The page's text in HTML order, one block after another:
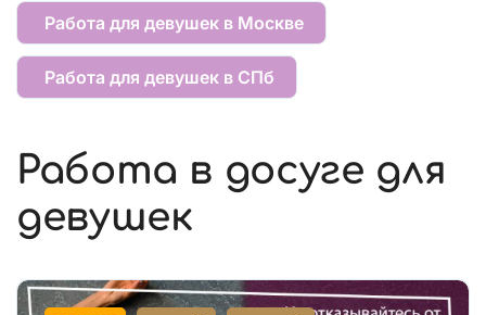
Работа для девушек в Москве
Работа для девушек в СПб
Работа в досуге для
девушек